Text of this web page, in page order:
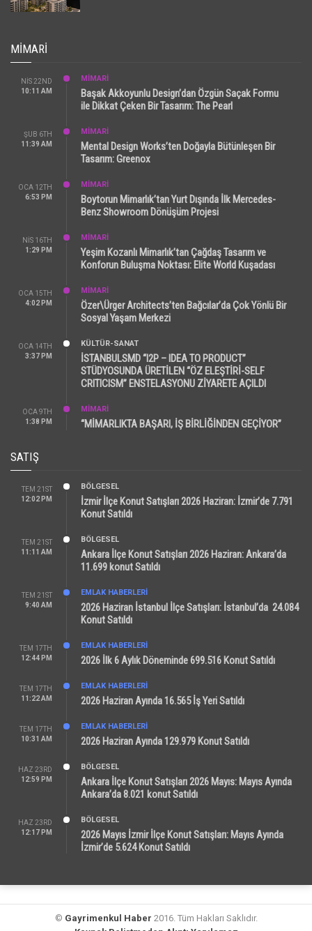
MIMARI
NIS 22ND
10:11 AM
MİMARİ
Başak Akkoyunlu Design’dan Özgün Saçak Formu
ile Dikkat Çeken Bir Tasarım: The Pearl
ŞUB 6TH
11:39 AM
MİMARİ
Mental Design Works’ten Doğayla Bütünleşen Bir
Tasarım: Greenox
OCA 12TH
6:53 PM
MİMARİ
Boytorun Mimarlık’tan Yurt Dışında İlk Mercedes-
Benz Showroom Dönüşüm Projesi
NIS 16TH
1:29 PM
MİMARİ
Yeşim Kozanlı Mimarlık’tan Çağdaş Tasarım ve
Konforun Buluşma Noktası: Elite World Kuşadası
OCA 15TH
4:02 PM
MİMARİ
Özer\Ürger Architects’ten Bağcılar’da Çok Yönlü Bir
Sosyal Yaşam Merkezi
OCA 14TH
3:37 PM
KÜLTÜR-SANAT
İSTANBULSMD “I2P – IDEA TO PRODUCT”
STÜDYOSUNDA ÜRETİLEN “ÖZ ELEŞTİRİ-SELF
CRITICISM” ENSTELASYONU ZİYARETE AÇILDI
OCA 9TH
1:38 PM
MİMARİ
“MİMARLIKTA BAŞARI, İŞ BİRLİĞİNDEN GEÇİYOR”
SATIŞ
TEM 21ST
12:02 PM
BÖLGESEL
İzmir İlçe Konut Satışları 2026 Haziran: İzmir’de 7.791
Konut Satıldı
TEM 21ST
11:11 AM
BÖLGESEL
Ankara İlçe Konut Satışları 2026 Haziran: Ankara’da
11.699 konut Satıldı
TEM 21ST
9:40 AM
EMLAK HABERLERI
2026 Haziran İstanbul İlçe Satışları: İstanbul’da 24.084
Konut Satıldı
TEM 17TH
12:44 PM
EMLAK HABERLERI
2026 İlk 6 Aylık Döneminde 699.516 Konut Satıldı
TEM 17TH
11:22 AM
EMLAK HABERLERI
2026 Haziran Ayında 16.565 İş Yeri Satıldı
TEM 17TH
10:31 AM
EMLAK HABERLERI
2026 Haziran Ayında 129.979 Konut Satıldı
HAZ 23RD
12:59 PM
BÖLGESEL
Ankara İlçe Konut Satışları 2026 Mayıs: Mayıs Ayında
Ankara’da 8.021 konut Satıldı
HAZ 23RD
12:17 PM
BÖLGESEL
2026 Mayıs İzmir İlçe Konut Satışları: Mayıs Ayında
İzmir’de 5.624 Konut Satıldı
© Gayrimenkul Haber 2016. Tüm Hakları Saklıdır.